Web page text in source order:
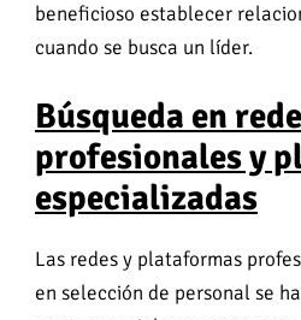
beneficioso establecer
cuando se busca un líder.
Búsqueda en
profesionales y
especializadas
Las redes y plataformas
en selección de personal se